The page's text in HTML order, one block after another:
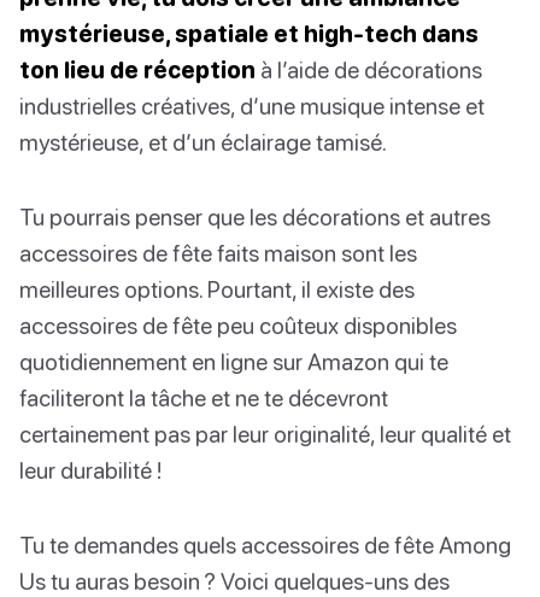
mystérieuse, spatiale et high-tech dans
ton lieu de réception à l’aide de décorations
industrielles créatives, d’une musique intense et
mystérieuse, et d’un éclairage tamisé.
Tu pourrais penser que les décorations et autres
accessoires de fête faits maison sont les
meilleures options. Pourtant, il existe des
accessoires de fête peu coûteux disponibles
quotidiennement en ligne sur Amazon qui te
faciliteront la tâche et ne te décevront
certainement pas par leur originalité, leur qualité et
leur durabilité !
Tu te demandes quels accessoires de fête Among
Us tu auras besoin ? Voici quelques-uns des